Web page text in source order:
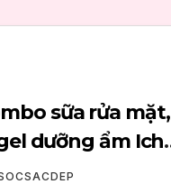
sữa rửa mặt,
dưỡng ẩm Ichi
dưỡng da cao